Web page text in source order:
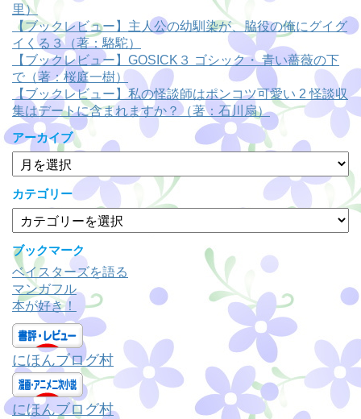
里）
【ブックレビュー】主人公の幼馴染が、脇役の俺にグイグ
イくる３（著：駱駝）
【ブックレビュー】GOSICK３ ゴシック・ 青い薔薇の下
で（著：桜庭一樹）
【ブックレビュー】私の怪談師はポンコツ可愛い 2 怪談収
集はデートに含まれますか？（著：石川扇）
アーカイブ
ア
ー
カ
イ
ブ
カテゴリー
テ
ゴ
リ
ー
ブックマーク
ベイスターズを語る
マンガフル
本が好き！
にほんブログ村
にほんブログ村